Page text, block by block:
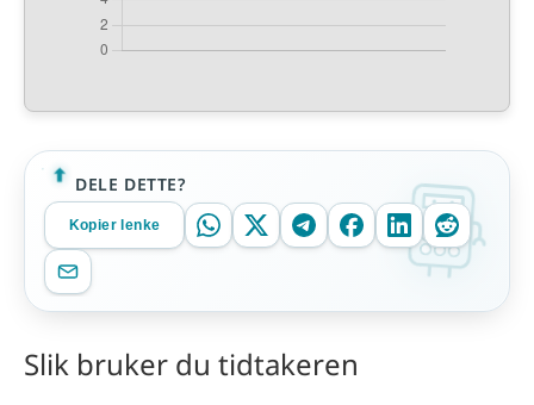
DELE DETTE?
Kopier lenke
Slik bruker du tidtakeren